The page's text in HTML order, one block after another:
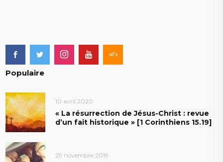
Populaire
10 avril 2020
« La résurrection de Jésus-Christ : revue
d’un fait historique » [1 Corinthiens 15.19]
29 novembre 2019